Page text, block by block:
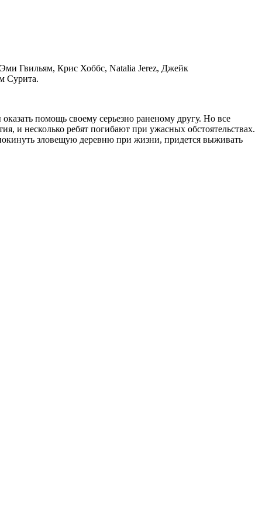
Гвильям, Крис Хоббс, Natalia Jerez, Джейк
Сурита.
помощь своему серьезно раненому другу. Но все
и несколько ребят погибают при ужасных обстоятельствах.
зловещую деревню при жизни, придется выживать